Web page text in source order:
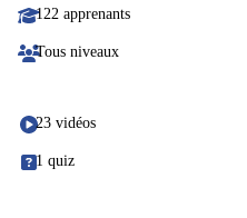
122 apprenants
Tous niveaux
23 vidéos
1 quiz